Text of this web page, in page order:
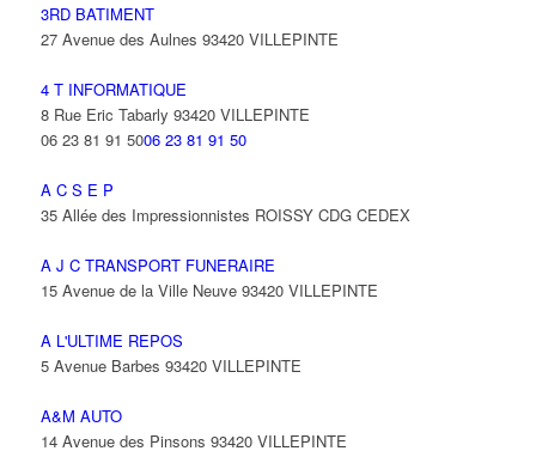
3RD BATIMENT
27 Avenue des Aulnes 93420 VILLEPINTE
4 T INFORMATIQUE
8 Rue Eric Tabarly 93420 VILLEPINTE
06 23 81 91 5006 23 81 91 50
A C S E P
35 Allée des Impressionnistes ROISSY CDG CEDEX
A J C TRANSPORT FUNERAIRE
15 Avenue de la Ville Neuve 93420 VILLEPINTE
A L'ULTIME REPOS
5 Avenue Barbes 93420 VILLEPINTE
A&M AUTO
14 Avenue des Pinsons 93420 VILLEPINTE